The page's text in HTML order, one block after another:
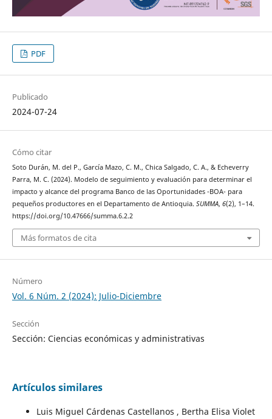
PDF
Publicado
2024-07-24
Cómo citar
Soto Durán, M. del P., García Mazo, C. M., Chica Salgado, C. A., & Echeverry
Parra, M. C. (2024). Modelo de seguimiento y evaluación para determinar el
impacto y alcance del programa Banco de las Oportunidades -BOA- para
pequeños productores en el Departamento de Antioquia. SUMMA, 6(2), 1–14.
https://doi.org/10.47666/summa.6.2.2
Más formatos de cita
Número
Vol. 6 Núm. 2 (2024): Julio-Diciembre
Sección
Sección: Ciencias económicas y administrativas
Artículos similares
Luis Miguel Cárdenas Castellanos , Bertha Elisa Violet